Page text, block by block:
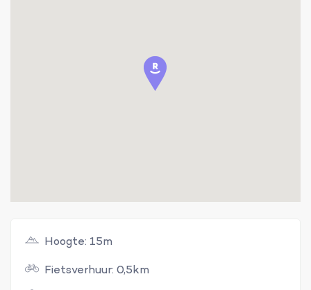
Hoogte: 15m
Fietsverhuur: 0,5km